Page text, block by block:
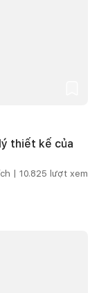
thiết kế của
| 10.825 lượt xem